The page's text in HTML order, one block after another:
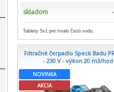
skladom
Tablety 5v1 pre trvalo čistú vodu.
Filtračné čerpadlo Speck Badu
- 230 V - výkon 20 m3/hod
NOVINKA
AKCIA